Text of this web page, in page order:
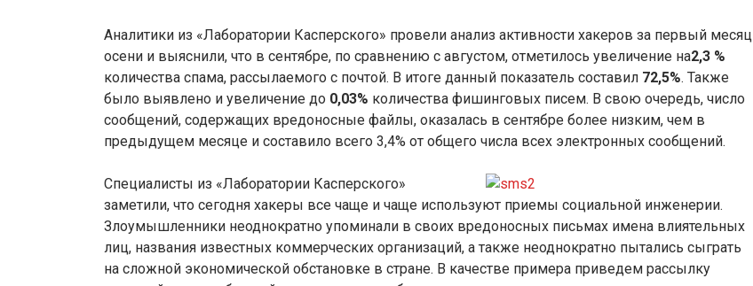
Аналитики из «Лаборатории Касперского» провели анализ активности хакеров за первый месяц
осени и выяснили, что в сентябре, по сравнению с августом, отметилось увеличение на2,3 %
количества спама, рассылаемого с почтой. В итоге данный показатель составил 72,5%. Также
было выявлено и увеличение до 0,03% количества фишинговых писем. В свою очередь, число
сообщений, содержащих вредоносные файлы, оказалась в сентябре более низким, чем в
предыдущем месяце и составило всего 3,4% от общего числа всех электронных сообщений.
Специалисты из «Лаборатории Касперского»
заметили, что сегодня хакеры все чаще и чаще используют приемы социальной инженерии.
Злоумышленники неоднократно упоминали в своих вредоносных письмах имена влиятельных
лиц, названия известных коммерческих организаций, а также неоднократно пытались сыграть
на сложной экономической обстановке в стране. В качестве примера приведем рассылку